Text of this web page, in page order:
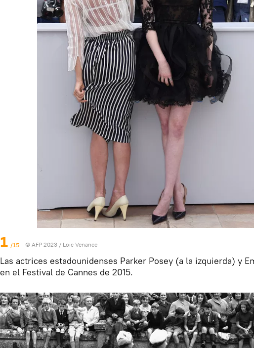
1 /15 © AFP 2023 / Loic Venance
Las actrices estadounidenses Parker Posey (a la izquierda) y
en el Festival de Cannes de 2015.